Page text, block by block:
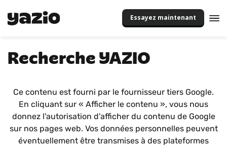
Essayez maintenant
Recherche YAZIO
Ce contenu est fourni par le fournisseur tiers Google.
En cliquant sur « Afficher le contenu », vous nous
donnez l'autorisation d'afficher du contenu de Google
sur nos pages web. Vos données personnelles peuvent
éventuellement être transmises à des plateformes